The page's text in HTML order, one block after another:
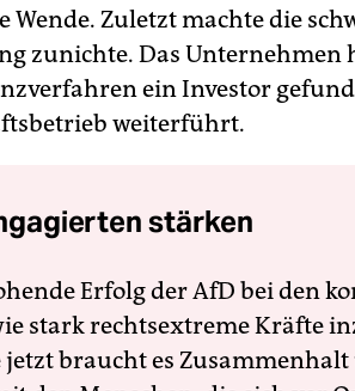
Wende. Zuletzt machte die
zunichte. Das Unternehmen
ein Investor
weiterführt.
stärken
Erfolg der AfD bei den
stark rechtsextreme Kräfte
jetzt braucht es